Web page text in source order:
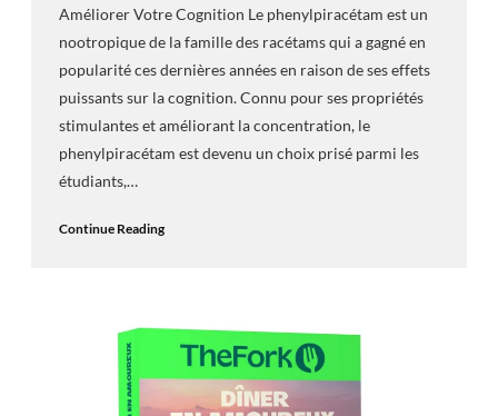
Améliorer Votre Cognition Le phenylpiracétam est un
nootropique de la famille des racétams qui a gagné en
popularité ces dernières années en raison de ses effets
puissants sur la cognition. Connu pour ses propriétés
stimulantes et améliorant la concentration, le
phenylpiracétam est devenu un choix prisé parmi les
étudiants,…
Continue Reading